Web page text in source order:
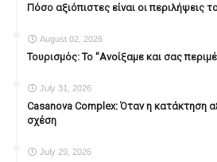
Πόσο αξιόπιστες είναι οι περιλήψεις
August 02, 2026
Τουρισμός: Το "Ανοίξαμε και σας
July 31, 2026
Casanova Complex: Όταν η κατάκτηση
σχέση
July 29, 2026